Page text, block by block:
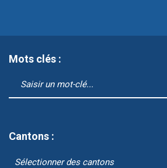
Mots clés :
Cantons :